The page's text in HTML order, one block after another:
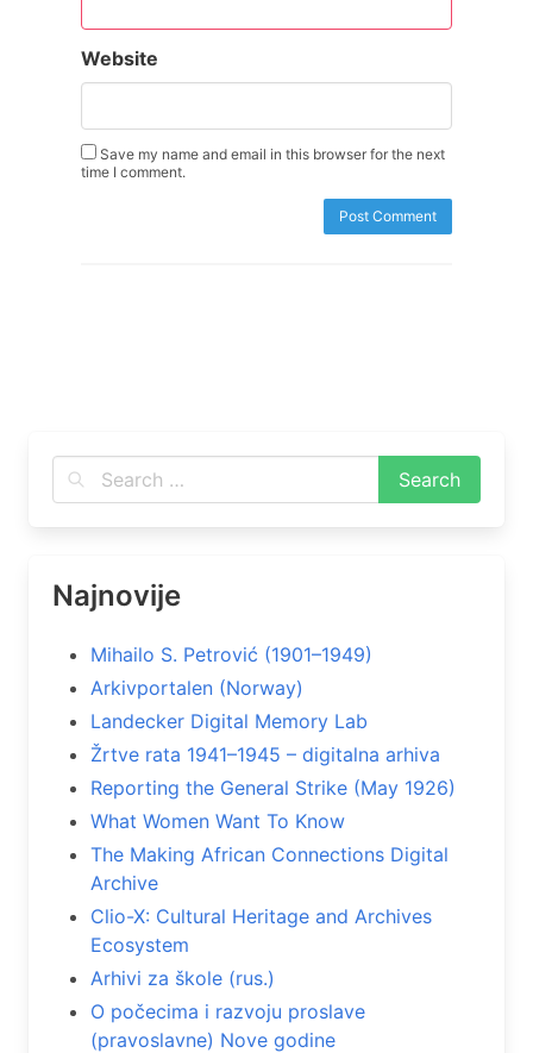
Website
Save my name and email in this browser for the next
time I comment.
Najnovije
Mihailo S. Petrović (1901–1949)
Arkivportalen (Norway)
Landecker Digital Memory Lab
Žrtve rata 1941–1945 – digitalna arhiva
Reporting the General Strike (May 1926)
What Women Want To Know
The Making African Connections Digital
Archive
Clio-X: Cultural Heritage and Archives
Ecosystem
Arhivi za škole (rus.)
O počecima i razvoju proslave
(pravoslavne) Nove godine